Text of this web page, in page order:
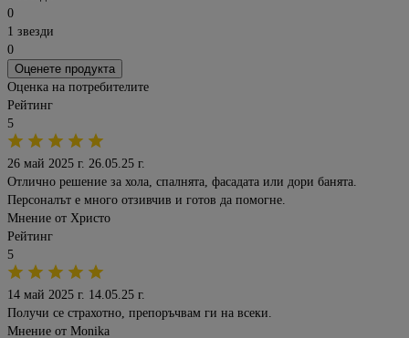
0
1 звезди
0
Оценете продукта
Оценка на потребителите
Рейтинг
5
26 май 2025 г. 26.05.25 г.
Отлично решение за хола, спалнята, фасадата или дори банята.
Персоналът е много отзивчив и готов да помогне.
Мнение от Христо
Рейтинг
5
14 май 2025 г. 14.05.25 г.
Получи се страхотно, препоръчвам ги на всеки.
Мнение от Monika